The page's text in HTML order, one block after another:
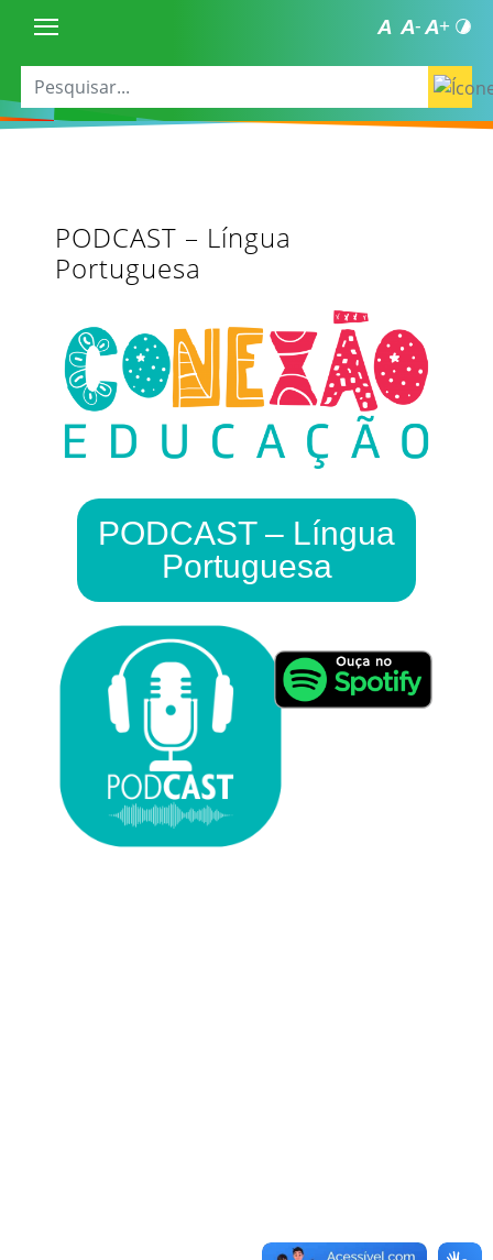
PODCAST – Língua
Portuguesa
PODCAST – Língua
Portuguesa